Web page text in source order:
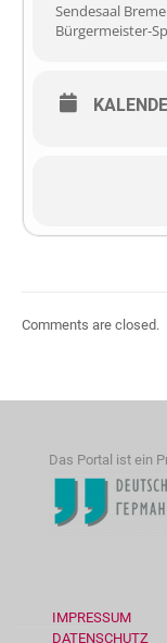
Sendesaal
Bürgermeister-
Comments are closed.
Das Portal ist ein
IMPRESSUM
DATENSCHUTZ